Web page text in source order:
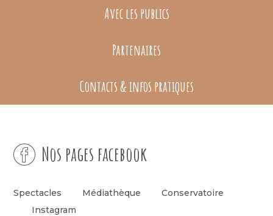
Avec les publics
Partenaires
Contacts & infos pratiques
Nos pages facebook
Spectacles Médiathèque
Conservatoire
Instagram